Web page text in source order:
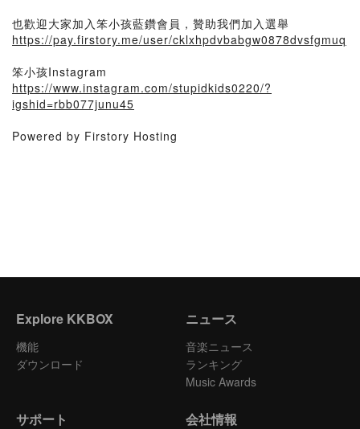
也歡迎大家加入笨小孩藍鑽會員，贊助我們加入選舉
https://pay.firstory.me/user/cklxhpdvbabgw0878dvsfgmuq
笨小孩Instagram
https://www.instagram.com/stupidkids0220/?
igshid=rbb077junu45
Powered by Firstory Hosting
Explore KKBOX
機能
ダウンロード
ニュース
音楽ニュース
ランキング
Music Awards
サポート 会社情報